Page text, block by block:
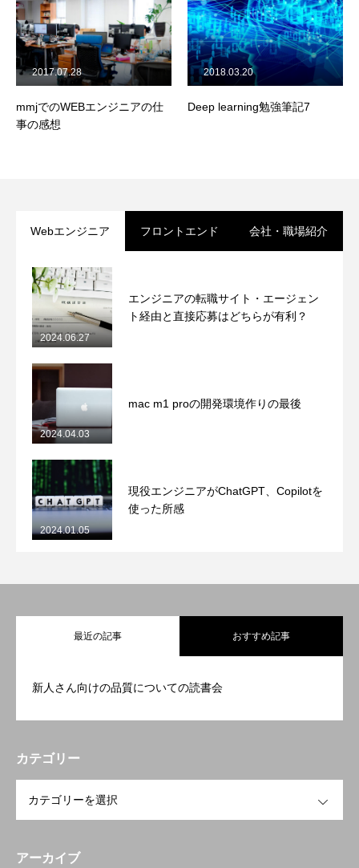
mmjでのWEBエンジニアの仕
事の感想
2017.07.28
Deep learning勉強筆記7
2018.03.20
Webエンジニア フロントエンド 会社・職場紹介
エンジニアの転職サイト・エージェン
ト経由と直接応募はどちらが有利？
2024.06.27
mac m1 proの開発環境作りの最後
2024.04.03
現役エンジニアがChatGPT、Copilotを
使った所感
2024.01.05
最近の記事 おすすめ記事
新人さん向けの品質についての読書会
カテゴリー
アーカイブ